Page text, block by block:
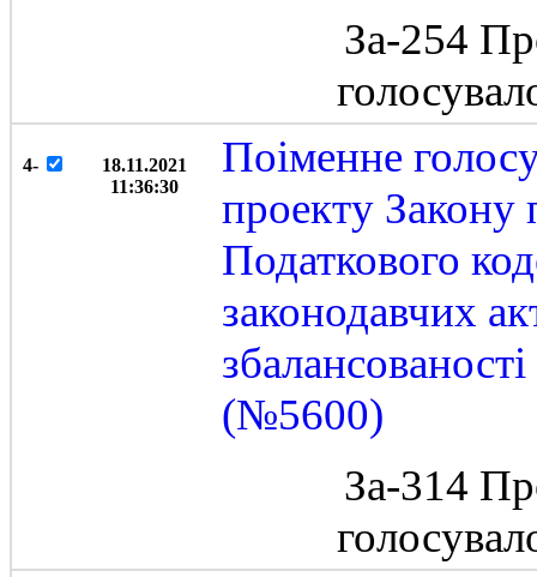
За-254
4-
18.11.2021
11:36:30
Поіменне
проекту Закону
Податкового
законодавчих
(№5600)
За-314